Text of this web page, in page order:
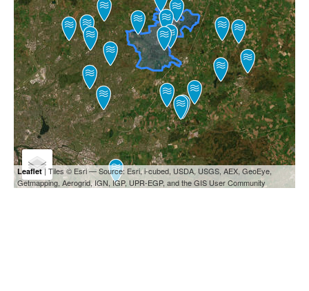
Leaflet| Tiles © Esri — Source: Esri, i-cubed, USDA, USGS, AEX, GeoEye,
Getmapping, Aerogrid, IGN, IGP, UPR-EGP, and the GIS User Community